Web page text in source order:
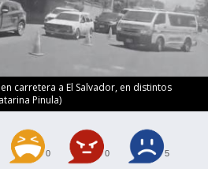
carretera a El Salvador, en distintos
Pinula)
0 0 5